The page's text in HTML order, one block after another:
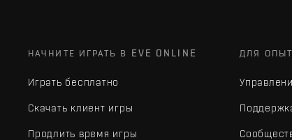
НАЧНИТЕ ИГРАТЬ В EVE ONLINE
Играть бесплатно
Скачать клиент игры
Продлить время игры
ДЛЯ